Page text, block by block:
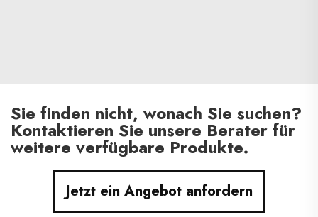
Sie finden nicht, wonach Sie suchen?
Kontaktieren Sie unsere Berater für
weitere verfügbare Produkte.
Jetzt ein Angebot anfordern